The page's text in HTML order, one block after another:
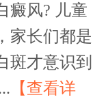
癜风? 儿童
家长们都是
斑才意识到
【查看详